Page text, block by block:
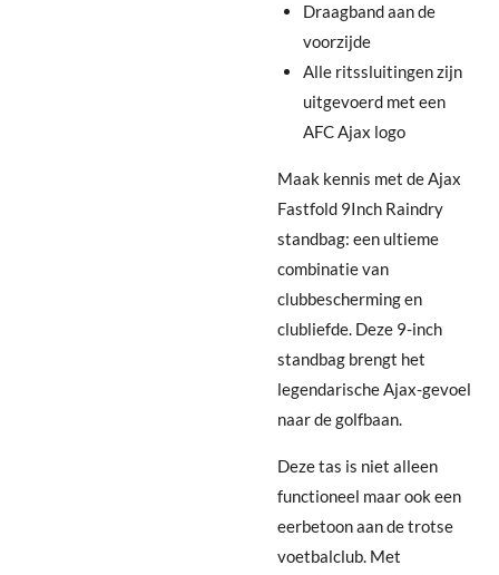
Draagband aan de
voorzijde
Alle ritssluitingen zijn
uitgevoerd met een
AFC Ajax logo
Maak kennis met de Ajax
Fastfold 9Inch Raindry
standbag: een ultieme
combinatie van
clubbescherming en
clubliefde. Deze 9-inch
standbag brengt het
legendarische Ajax-gevoel
naar de golfbaan.
Deze tas is niet alleen
functioneel maar ook een
eerbetoon aan de trotse
voetbalclub. Met